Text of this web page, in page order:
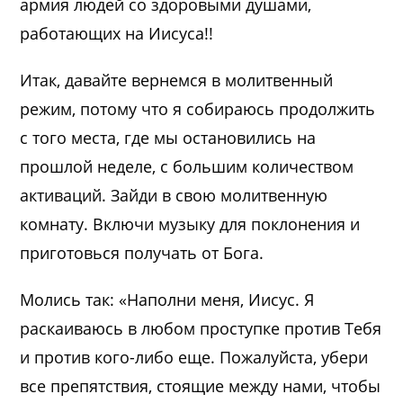
армия людей со здоровыми душами,
работающих на Иисуса!!
Итак, давайте вернемся в молитвенный
режим, потому что я собираюсь продолжить
с того места, где мы остановились на
прошлой неделе, с большим количеством
активаций. Зайди в свою молитвенную
комнату. Включи музыку для поклонения и
приготовься получать от Бога.
Молись так: «Наполни меня, Иисус. Я
раскаиваюсь в любом проступке против Тебя
и против кого-либо еще. Пожалуйста, убери
все препятствия, стоящие между нами, чтобы